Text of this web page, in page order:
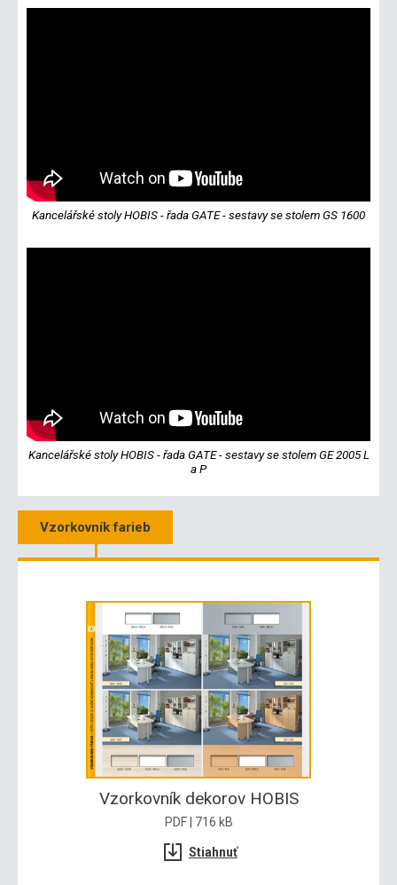
Kancelářské stoly HOBIS - řada GATE - sestavy se stolem GS 1600
Kancelářské stoly HOBIS - řada GATE - sestavy se stolem GE 2005 L
a P
Vzorkovník farieb
Vzorkovník dekorov HOBIS
PDF | 716 kB
Stiahnuť